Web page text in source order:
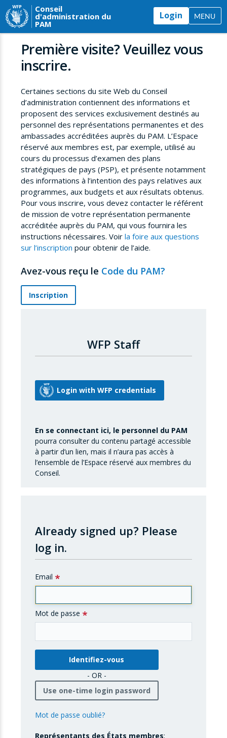
Conseil
d'administration du
PAM
Login MENU
Première visite? Veuillez vous
inscrire.
Certaines sections du site Web du Conseil
d’administration contiennent des informations et
proposent des services exclusivement destinés au
personnel des représentations permanentes et des
ambassades accréditées auprès du PAM. L’Espace
réservé aux membres est, par exemple, utilisé au
cours du processus d’examen des plans
stratégiques de pays (PSP), et présente notamment
des informations à l’intention des pays relatives aux
programmes, aux budgets et aux résultats obtenus.
Pour vous inscrire, vous devez contacter le référent
de mission de votre représentation permanente
accréditée auprès du PAM, qui vous fournira les
instructions nécessaires. Voir la foire aux questions
sur l’inscription pour obtenir de l’aide.
Avez-vous reçu le Code du PAM?
Inscription
WFP Staff
En se connectant ici, le personnel du PAM
pourra consulter du contenu partagé accessible
à partir d’un lien, mais il n’aura pas accès à
l’ensemble de l’Espace réservé aux membres du
Conseil.
Already signed up? Please
log in.
Email
Mot de passe
- OR -
Use one-time login password
Mot de passe oublié?
Représentants des États membres: